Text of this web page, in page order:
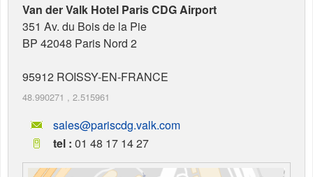
Van der Valk Hotel Paris CDG Airport
351 Av. du Bois de la Pie
BP 42048 Paris Nord 2
95912 ROISSY-EN-FRANCE
48.990271 , 2.515961
sales@pariscdg.valk.com
tel : 01 48 17 14 27